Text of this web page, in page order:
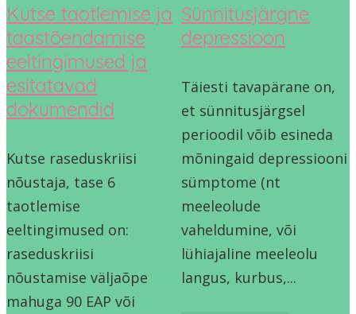
Kutse taotlemise ja
taastõendamise
eeltingimused ja
esitatavad
dokumendid
Kutse raseduskriisi
nõustaja, tase 6
taotlemise
eeltingimused on:
raseduskriisi
nõustamise väljaõpe
mahuga 90 EAP või
Sünnitusjärgne
depressioon
Täiesti tavapärane on,
et sünnitusjärgsel
perioodil võib esineda
mõningaid depressiooni
sümptome (nt
meeleolude
vaheldumine, või
lühiajaline meeleolu
langus, kurbus,...